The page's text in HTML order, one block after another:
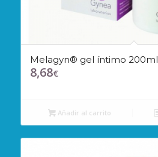
Melagyn® gel íntimo 200ml
8,68€
Añadir al carrito